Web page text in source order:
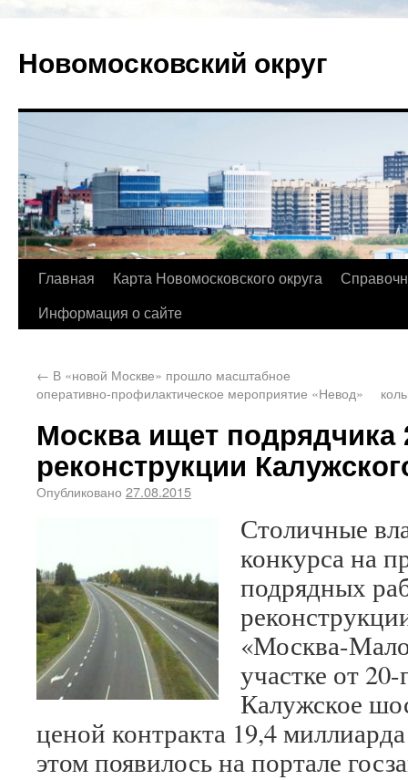
Новомосковский округ
Главная Карта Новомосковского округа
Информация о сайте
← В «новой Москве» прошло масштабное
оперативно-профилактическое мероприятие «Невод»
Москва ищет подрядчика
реконструкции
Опубликовано 27.08.2015
Столичные
конкурса на
подрядных
«Москва-
участке от
Калужское
ценой контракта 19,4
этом появилось на портале